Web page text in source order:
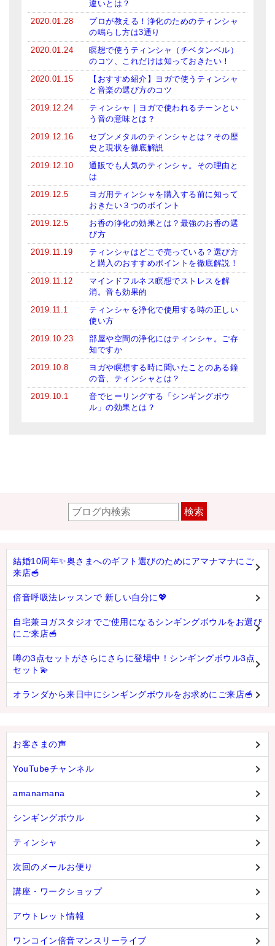
違いとは？
2020.01.28
プロが教える！浄化のためのティンシャ
の鳴らし方は3通り
2020.01.24
瞑想で使うティンシャ（チベタンベル）
のコツ、これだけは知っておきたい！
2020.01.15
【おすすめ紹介】ヨガで使うティンシャ
と音楽の選び方のコツ
2019.12.24
ティンシャ｜ヨガで使われるチーンとい
う音の意味とは？
2019.12.16
セブンメタルのティンシャとは？その歴
史と現状を徹底解説
2019.12.10
通販でも人気のティンシャ。その理由と
は
2019.12.5
ヨガ用ティンシャを購入する前に知って
おきたい３つのポイント
2019.12.5
お香の浄化の効果とは？最強のお香の選
び方
2019.11.19
ティンシャはどこで売っている？選び方
と購入のおすすめポイントを徹底解説！
2019.11.12
マインドフルネス瞑想でストレスを解
消。音も効果的
2019.11.1
ティンシャを浄化で使用する時の正しい
使い方
2019.10.23
部屋や空間の浄化にはティンシャ。ご存
知ですか
2019.10.8
ヨガや瞑想する時に聞いたことのある鐘
の音、ティンシャとは？
2019.10.1
音でヒーリングする「シンギングボウ
ル」の効果とは？
検索
結婚10周年✨奥さまへのギフト選びのためにアマナマナにご
来店🥣
倍音呼吸法レッスンで 新しい自分に💖
自宅兼ヨガスタジオでご使用になるシンギングボウルをお選び
にご来店🥣
噂の3点セットがさらにさらに登場中！シンギングボウル3点
セット💫
オランダから来日中にシンギングボウルをお求めにご来店🥣
お客さまの声
YouTubeチャンネル
amanamana
シンギングボウル
ティンシャ
次回のメールお便り
講座・ワークショップ
アウトレット情報
ワンコイン倍音マンスリーライブ